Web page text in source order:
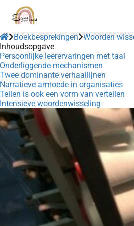
Boekbesprekingen Woorden
Inhoudsopgave
Persoonlijke leerervaringen met taal
Onderliggende mechanismen
Twee dominante verhaallijnen
Narratieve armoede in organisaties
Tellen is ook een vorm van vertellen
Intensieve woordenwisseling